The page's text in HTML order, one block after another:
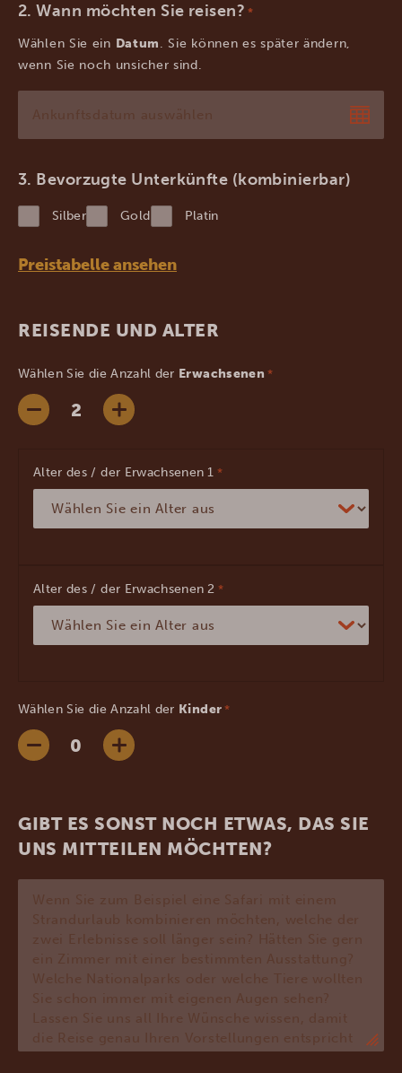
Wann möchten Sie reisen? *
Wählen Sie ein Datum. Sie können es später ändern,
wenn Sie noch unsicher sind.
MM
JJJJ
Bevorzugte Unterkünfte (kombinierbar)
Silber Gold Platin
Preistabelle ansehen
REISENDE UND ALTER
Wählen Sie die Anzahl der Erwachsenen *
Alter des / der Erwachsenen *
Alter des / der Erwachsenen *
Wählen Sie die Anzahl der Kinder *
GIBT ES SONST NOCH ETWAS, DAS SIE
UNS MITTEILEN MÖCHTEN?